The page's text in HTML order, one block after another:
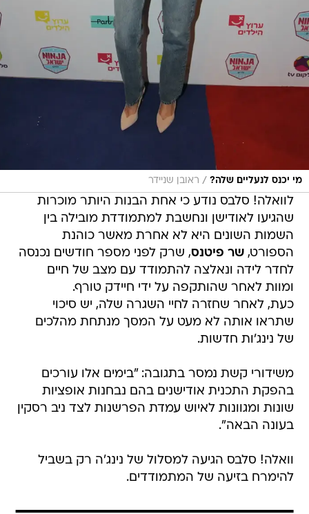
מי יכנס לנעליים שלה? / ראובן שניידר
לוואלה! סלבס נודע כי אחת הבנות היותר מוכרות
שהגיעו לאודישן ונחשבת למתמודדת מובילה בין
השמות השונים היא לא אחרת מאשר כוהנת
הספורט,שר פיטנס, שרק לפני מספר חודשים נכנסה
לחדר לידה ונאלצה להתמודד עם מצב של חיים
ומוות לאחר שהותקפה על ידי חיידק טורף.
כעת, לאחר שחזרה לחיי השגרה שלה, יש סיכוי
שתראו אותה לא מעט על המסך מנתחת מהלכים
של נינג'ות חדשות.
משידורי קשת נמסר בתגובה: "בימים אלו עורכים
בהפקת התכנית אודישנים בהם נבחנות אופציות
שונות ומגוונות לאיוש עמדת הפרשנות לצד ניב רסקין
בעונה הבאה".
וואלה! סלבס הגיעה למסלול של נינג'ה רק בשביל
להימרח בזיעה של המתמודדים.